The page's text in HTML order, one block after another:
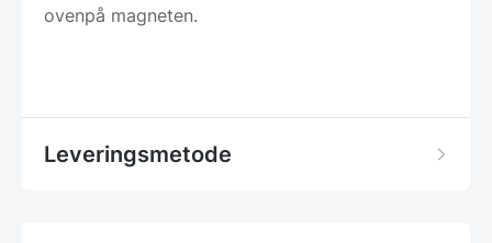
ovenpå magneten.
Leveringsmetode